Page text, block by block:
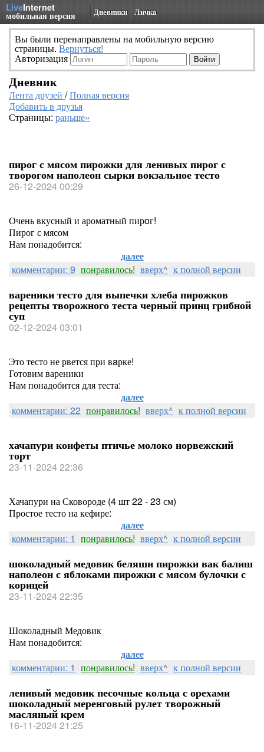
LiveInternet
мобильная версия Дневники Личка
Вы были перенаправлены на мобильную версию
страницы. Вернуться!
Авторизация
Дневник
Лента друзей /Полная версия
Добавить в друзья
Страницы: раньше»
пирог с мясом пирожки для ленивых пирог с
творогом наполеон сырки вокзальное тесто
26-12-2024 00:29
Очень вкусный и ароматный пирoг!
Пирог с мясом
Нам понадобится:
далее
комментарии: 9 понравилось! вверх^ к полной версии
вареники тесто для выпечки хлеба пирожков
рецепты творожного теста черный принц грибной
суп
02-12-2024 03:01
Это тесто не рвется при вaрке!
Готовим вареники
Нам понадобится для теста:
далее
комментарии: 22 понравилось! вверх^ к полной версии
хачапури конфеты птичье молоко норвежский
торт
23-11-2024 22:36
Хачапури на Сковороде (4 шт 22 - 23 см)
Простое тесто на кефире:
далее
комментарии: 1 понравилось! вверх^ к полной версии
шоколадный медовик беляши пирожки вак балиш
наполеон с яблоками пирожки с мясом булочки с
корицей
23-11-2024 22:35
Шоколадный Медовик
Нам понадобится:
далее
комментарии: 1 понравилось! вверх^ к полной версии
ленивый медовик песочные кольца с орехами
шоколадный меренговый рулет творожный
масляный крем
16-11-2024 21:25